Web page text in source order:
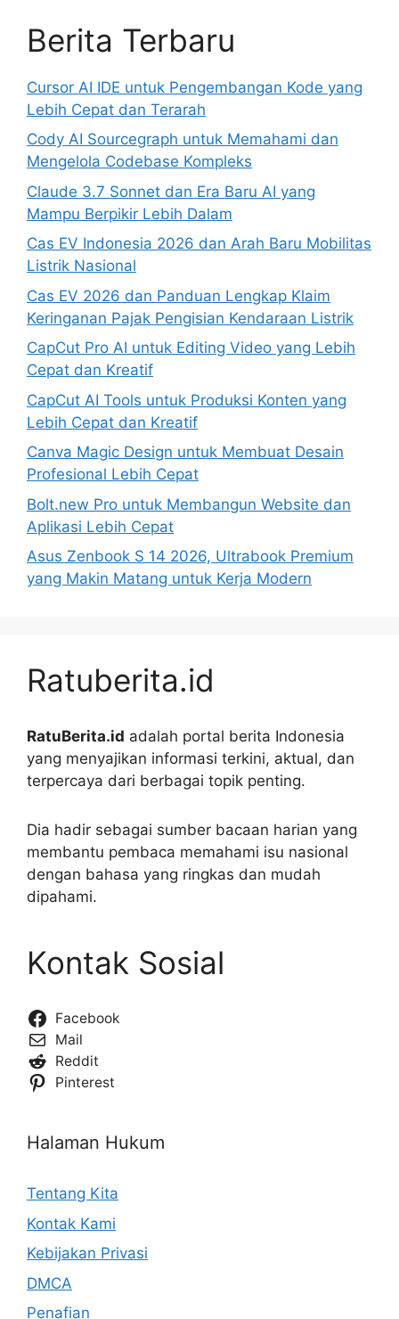
Berita Terbaru
Cursor AI IDE untuk Pengembangan Kode yang
Lebih Cepat dan Terarah
Cody AI Sourcegraph untuk Memahami dan
Mengelola Codebase Kompleks
Claude 3.7 Sonnet dan Era Baru AI yang
Mampu Berpikir Lebih Dalam
Cas EV Indonesia 2026 dan Arah Baru Mobilitas
Listrik Nasional
Cas EV 2026 dan Panduan Lengkap Klaim
Keringanan Pajak Pengisian Kendaraan Listrik
CapCut Pro AI untuk Editing Video yang Lebih
Cepat dan Kreatif
CapCut AI Tools untuk Produksi Konten yang
Lebih Cepat dan Kreatif
Canva Magic Design untuk Membuat Desain
Profesional Lebih Cepat
Bolt.new Pro untuk Membangun Website dan
Aplikasi Lebih Cepat
Asus Zenbook S 14 2026, Ultrabook Premium
yang Makin Matang untuk Kerja Modern
Ratuberita.id
RatuBerita.id adalah portal berita Indonesia
yang menyajikan informasi terkini, aktual, dan
terpercaya dari berbagai topik penting.
Dia hadir sebagai sumber bacaan harian yang
membantu pembaca memahami isu nasional
dengan bahasa yang ringkas dan mudah
dipahami.
Kontak Sosial
Facebook
Mail
Reddit
Pinterest
Halaman Hukum
Tentang Kita
Kontak Kami
Kebijakan Privasi
DMCA
Penafian